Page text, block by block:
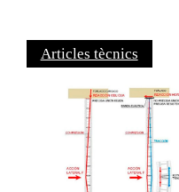
Articles tècnics